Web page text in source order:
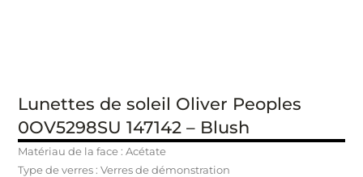
Lunettes de soleil Oliver Peoples
0OV5298SU 147142 – Blush
Matériau de la face : Acétate
Type de verres : Verres de démonstration